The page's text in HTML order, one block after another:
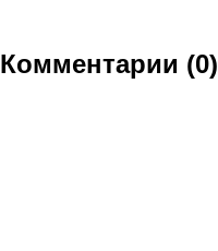
Комментарии (0)